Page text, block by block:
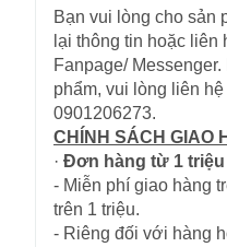
Bạn vui lòng cho sản
lại thông tin hoặc liên
Fanpage/
phẩm, vui lòng liên
0901206273.
CHÍNH SÁCH GIAO
· Đơn hàng từ 1 triệu
- Miễn phí giao hàng
trên 1 triệu.
- Riêng đối với hàng